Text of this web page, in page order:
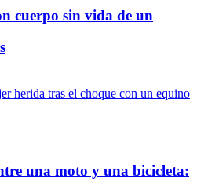
cuerpo sin vida de un
una moto y una bicicleta: